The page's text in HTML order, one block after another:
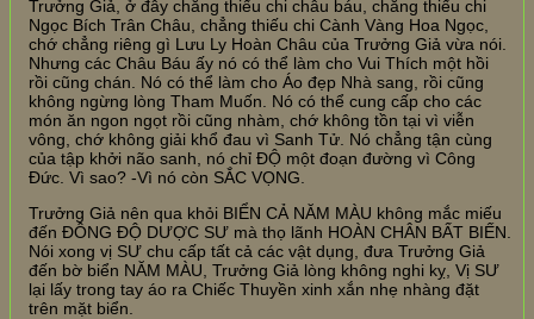
Trưởng Giả, ở đây chẳng thiếu chi châu báu, chẳng thiếu chi
Ngọc Bích Trân Châu, chẳng thiếu chi Cành Vàng Hoa Ngọc,
chớ chẳng riêng gì Lưu Ly Hoàn Châu của Trưởng Giả vừa nói.
Nhưng các Châu Báu ấy nó có thể làm cho Vui Thích một hồi
rồi cũng chán. Nó có thể làm cho Áo đẹp Nhà sang, rồi cũng
không ngừng lòng Tham Muốn. Nó có thể cung cấp cho các
món ăn ngon ngọt rồi cũng nhàm, chớ không tồn tại vì viễn
vông, chớ không giải khổ đau vì Sanh Tử. Nó chẳng tận cùng
của tập khởi não sanh, nó chỉ ĐỘ một đoạn đường vì Công
Đức. Vì sao? -Vì nó còn SẮC VỌNG.
Trưởng Giả nên qua khỏi BIỂN CẢ NĂM MÀU không mắc miếu
đến ĐÔNG ĐỘ DƯỢC SƯ mà thọ lãnh HOÀN CHÂN BẤT BIẾN.
Nói xong vị SƯ chu cấp tất cả các vật dụng, đưa Trưởng Giả
đến bờ biển NĂM MÀU, Trưởng Giả lòng không nghi kỵ, Vị SƯ
lại lấy trong tay áo ra Chiếc Thuyền xinh xắn nhẹ nhàng đặt
trên mặt biển.